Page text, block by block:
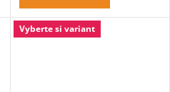
Vyberte si variant